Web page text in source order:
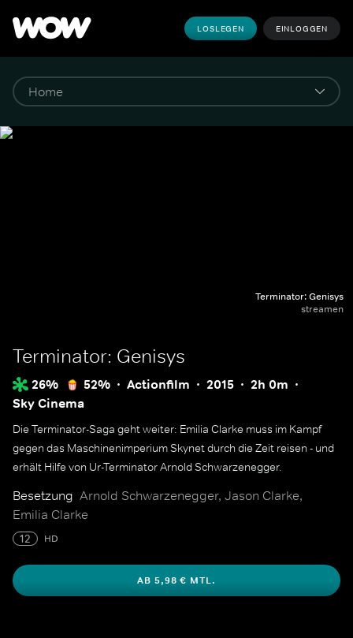
LOSLEGEN EINLOGGEN
Terminator: Genisys
streamen
Terminator: Genisys
26% 52% Actionfilm 2015
2h 0m
Sky Cinema
Die Terminator-Saga geht weiter: Emilia Clarke muss im Kampf
gegen das Maschinenimperium Skynet durch die Zeit reisen - und
erhält Hilfe von Ur-Terminator Arnold Schwarzenegger.
Besetzung Arnold Schwarzenegger, Jason Clarke,
Emilia Clarke
12 HD
AB 5,98 € MTL.